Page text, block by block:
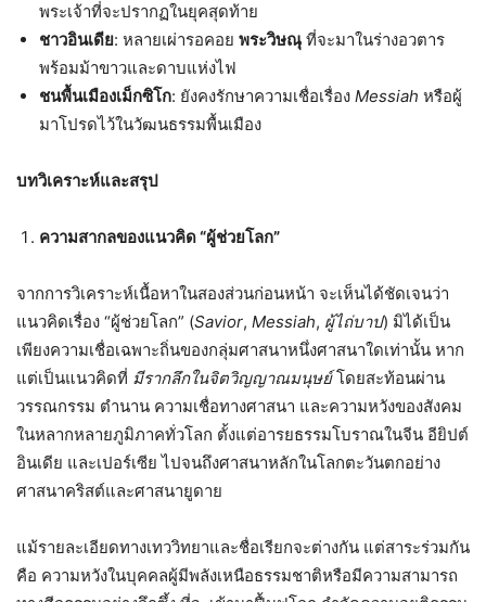
พระเจ้าที่จะปรากฏในยุคสุดท้าย
ชาวอินเดีย: หลายเผ่ารอคอย พระวิษณุ ที่จะมาในร่างอวตาร
พร้อมม้าขาวและดาบแห่งไฟ
ชนพื้นเมืองเม็กซิโก: ยังคงรักษาความเชื่อเรื่อง Messiah หรือผู้
มาโปรดไว้ในวัฒนธรรมพื้นเมือง
บทวิเคราะห์และสรุป
ความสากลของแนวคิด “ผู้ช่วยโลก”
จากการวิเคราะห์เนื้อหาในสองส่วนก่อนหน้า จะเห็นได้ชัดเจนว่า
แนวคิดเรื่อง “ผู้ช่วยโลก” (Savior, Messiah, ผู้ไถ่บาป) มิได้เป็น
เพียงความเชื่อเฉพาะถิ่นของกลุ่มศาสนาหนึ่งศาสนาใดเท่านั้น หาก
แต่เป็นแนวคิดที่ มีรากลึกในจิตวิญญาณมนุษย์โดยสะท้อนผ่าน
วรรณกรรม ตำนาน ความเชื่อทางศาสนา และความหวังของสังคม
ในหลากหลายภูมิภาคทั่วโลก ตั้งแต่อารยธรรมโบราณในจีน อียิปต์
อินเดีย และเปอร์เซีย ไปจนถึงศาสนาหลักในโลกตะวันตกอย่าง
ศาสนาคริสต์และศาสนายูดาย
แม้รายละเอียดทางเทววิทยาและชื่อเรียกจะต่างกัน แต่สาระร่วมกัน
คือ ความหวังในบุคคลผู้มีพลังเหนือธรรมชาติหรือมีความสามารถ